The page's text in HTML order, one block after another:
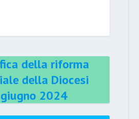
della riforma
della Diocesi
2024